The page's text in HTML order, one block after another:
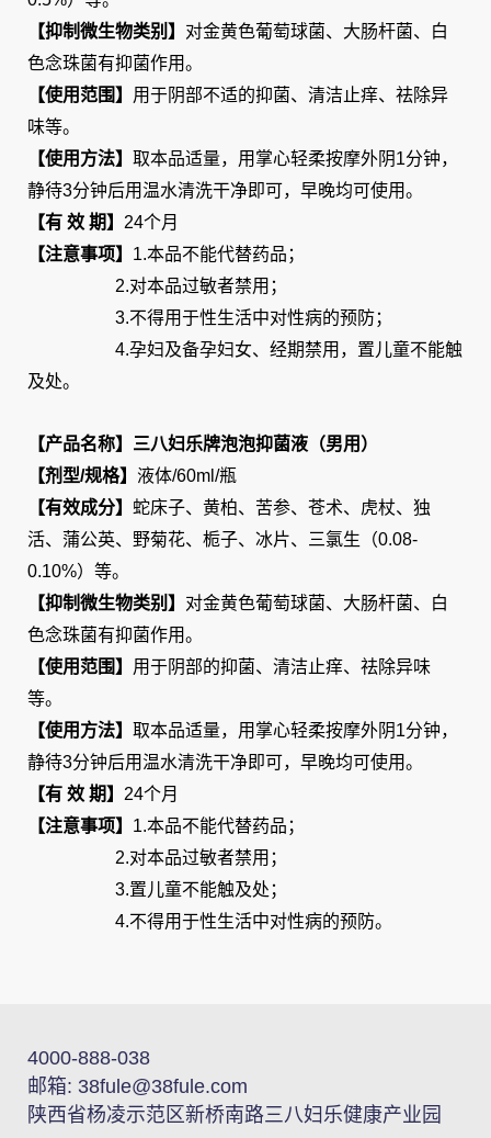
【抑制微生物类别】 对金黄色葡萄球菌、大肠杆菌、白
色念珠菌有抑菌作用。
【使用范围】 用于阴部不适的抑菌、清洁止痒、祛除异
味等。
【使用方法】取本品适量，用掌心轻柔按摩外阴1分钟，
静待3分钟后用温水清洗干净即可，早晚均可使用。
【有 效 期】 24个月
【注意事项】 1.本品不能代替药品；
2.对本品过敏者禁用；
3.不得用于性生活中对性病的预防；
4.孕妇及备孕妇女、经期禁用，置儿童不能触
及处。
【产品名称】三八妇乐牌泡泡抑菌液（男用）
【剂型/规格】 液体/60ml/瓶
【有效成分】 蛇床子、黄柏、苦参、苍术、虎杖、独
活、蒲公英、野菊花、栀子、冰片、三氯生（0.08-
0.10%）等。
【抑制微生物类别】 对金黄色葡萄球菌、大肠杆菌、白
色念珠菌有抑菌作用。
【使用范围】 用于阴部的抑菌、清洁止痒、祛除异味
等。
【使用方法】取本品适量，用掌心轻柔按摩外阴1分钟，
静待3分钟后用温水清洗干净即可，早晚均可使用。
【有 效 期】 24个月
【注意事项】 1.本品不能代替药品；
2.对本品过敏者禁用；
3.置儿童不能触及处；
4.不得用于性生活中对性病的预防。
4000-888-038
邮箱: 38fule@38fule.com
陕西省杨凌示范区新桥南路三八妇乐健康产业园